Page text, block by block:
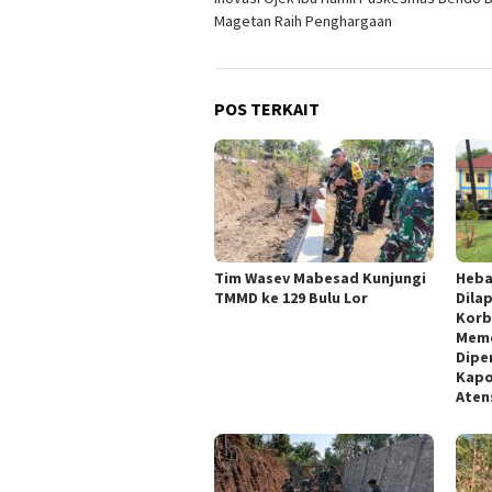
pos
Magetan Raih Penghargaan
POS TERKAIT
Tim Wasev Mabesad Kunjungi
TMMD ke 129 Bulu Lor